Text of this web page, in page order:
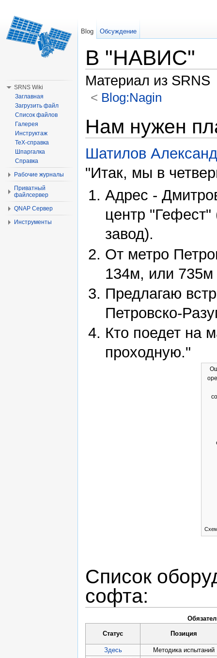
В "НАВИС"
Материал из SRNS
< Blog:Nagin
Нам нужен
Шатилов
"Итак, мы в
Адрес -
центр
завод).
От метро
134м, или
Предлагаю
Петровско-
Кто поедет на
проходную."
Список
софта:
Статус Позиция
Здесь
Методика испытаний
Blog Обсуждение
SRNS Wiki
Заглавная
Загрузить файл
Список файлов
Галерея
Инструктаж
TeX-справка
Шпаргалка
Справка
Рабочие журналы
Приватный
файлсервер
QNAP Сервер
Инструменты